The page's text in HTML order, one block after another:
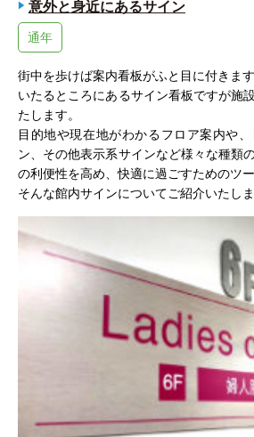
意外と身近にあるサイン
通年
街中を歩けば案内看板がふと目に付きます
いたるところにあるサイン看板ですが施
たします。
目的地や現在地がわかるフロア案内や
ン、その他表示系サインなど様々な種類
の利便性を高め、快適に過ごすためのツー
そんな館内サインについてご紹介いたしま